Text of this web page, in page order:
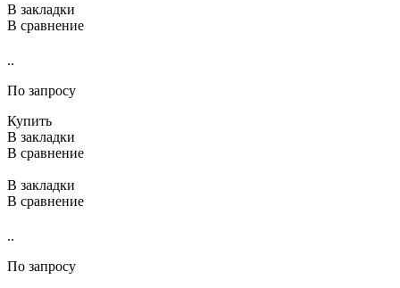
В закладки
В сравнение
..
По запросу
Купить
В закладки
В сравнение
В закладки
В сравнение
..
По запросу